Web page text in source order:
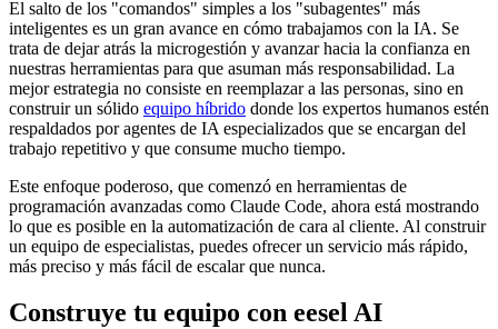
El salto de los "comandos" simples a los "subagentes" más
inteligentes es un gran avance en cómo trabajamos con la IA. Se
trata de dejar atrás la microgestión y avanzar hacia la confianza en
nuestras herramientas para que asuman más responsabilidad. La
mejor estrategia no consiste en reemplazar a las personas, sino en
construir un sólido equipo híbrido donde los expertos humanos estén
respaldados por agentes de IA especializados que se encargan del
trabajo repetitivo y que consume mucho tiempo.
Este enfoque poderoso, que comenzó en herramientas de
programación avanzadas como Claude Code, ahora está mostrando
lo que es posible en la automatización de cara al cliente. Al construir
un equipo de especialistas, puedes ofrecer un servicio más rápido,
más preciso y más fácil de escalar que nunca.
Construye tu equipo con eesel AI